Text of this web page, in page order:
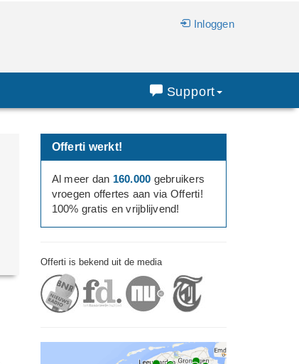
Inloggen
Support
Offerti werkt!
Al meer dan 160.000 gebruikers
vroegen offertes aan via Offerti!
100% gratis en vrijblijvend!
Offerti is bekend uit de media